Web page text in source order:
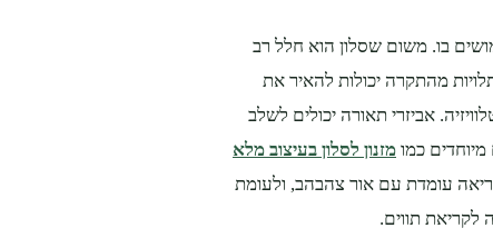
בו. משום שסלון הוא חלל רב
מהתקרה יכולות להאיר את
אביזרי תאורה יכולים לשלב
כמו מזנון לסלון בעיצוב מלא
עומדת עם אור צהבהב, ולעומת
לקריאת תווים.